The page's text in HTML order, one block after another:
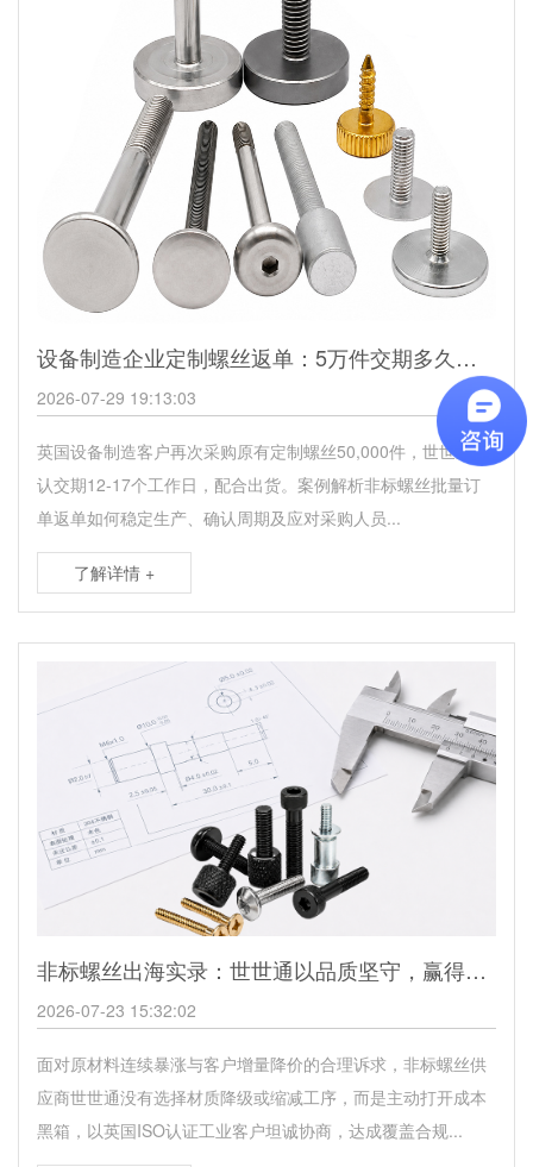
设备制造企业定制螺丝返单：5万件交期多久？英国客户采购案例
2026-07-29 19:13:03
英国设备制造客户再次采购原有定制螺丝50,000件，世世通确
认交期12-17个工作日，配合出货。案例解析非标螺丝批量订
单返单如何稳定生产、确认周期及应对采购人员...
了解详情 +
非标螺丝出海实录：世世通以品质坚守，赢得英国工业客户长期合作
2026-07-23 15:32:02
面对原材料连续暴涨与客户增量降价的合理诉求，非标螺丝供
应商世世通没有选择材质降级或缩减工序，而是主动打开成本
黑箱，以英国ISO认证工业客户坦诚协商，达成覆盖合规...